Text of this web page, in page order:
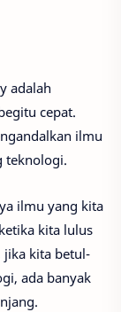
adalah
cepat.
ilmu
teknologi.
ilmu yang kita
kita lulus
jika kita betul-
ada banyak